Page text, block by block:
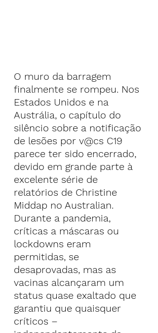
O muro da barragem
finalmente se rompeu. Nos
Estados Unidos e na
Austrália, o capítulo do
silêncio sobre a notificação
de lesões por v@cs C19
parece ter sido encerrado,
devido em grande parte à
excelente série de
relatórios de Christine
Middap no Australian.
Durante a pandemia,
críticas a máscaras ou
lockdowns eram
permitidas, se
desaprovadas, mas as
vacinas alcançaram um
status quase exaltado que
garantiu que quaisquer
críticos –